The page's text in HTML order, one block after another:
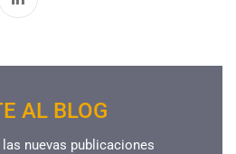
AL BLOG
nuevas publicaciones